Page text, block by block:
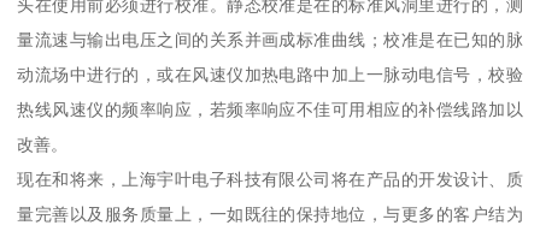
头在使用前必须进行校准。静态校准是在的标准风洞里进行的，测
量流速与输出电压之间的关系并画成标准曲线；校准是在已知的脉
动流场中进行的，或在风速仪加热电路中加上一脉动电信号，校验
热线风速仪的频率响应，若频率响应不佳可用相应的补偿线路加以
改善。
现在和将来，上海宇叶电子科技有限公司将在产品的开发设计、质
量完善以及服务质量上，一如既往的保持地位，与更多的客户结为